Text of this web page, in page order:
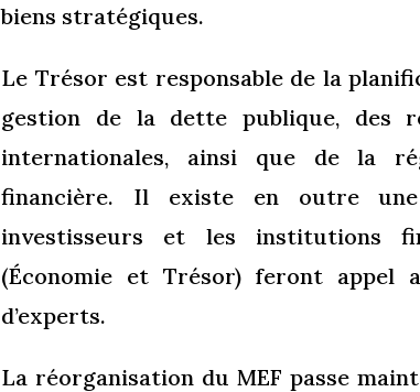
biens stratégiques.
Le Trésor est responsable de la
gestion de la dette publique, des
internationales, ainsi que de la
financière. Il existe en outre
investisseurs et les institutions
(Économie et Trésor) feront appel
d’experts.
La réorganisation du MEF passe